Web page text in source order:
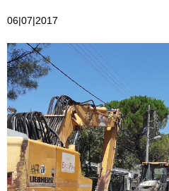
06|07|2017